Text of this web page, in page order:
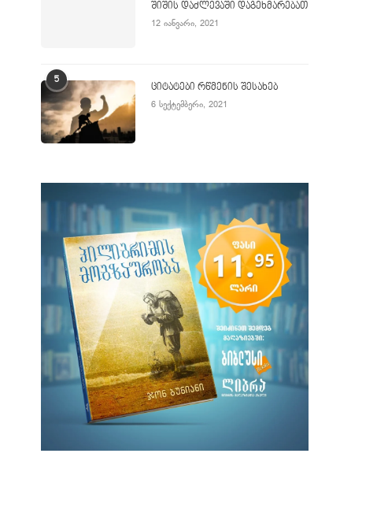
შიშის დაძლევაში დაგეხმარებათ
12 იანვარი, 2021
5
ციტატები რწმენის შესახებ
6 სექტემბერი, 2021